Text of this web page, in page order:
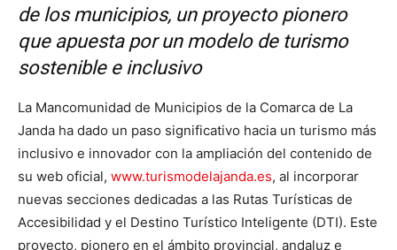
de los municipios, un proyecto pionero
que apuesta por un modelo de turismo
sostenible e inclusivo
La Mancomunidad de Municipios de la Comarca de La
Janda ha dado un paso significativo hacia un turismo más
inclusivo e innovador con la ampliación del contenido de
su web oficial, www.turismodelajanda.es, al incorporar
nuevas secciones dedicadas a las Rutas Turísticas de
Accesibilidad y el Destino Turístico Inteligente (DTI). Este
proyecto, pionero en el ámbito provincial, andaluz e